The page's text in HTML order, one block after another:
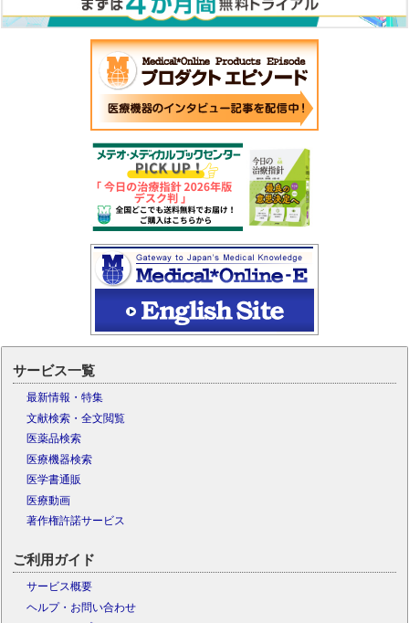
サービス一覧
最新情報・特集
文献検索・全文閲覧
医薬品検索
医療機器検索
医学書通販
医療動画
著作権許諾サービス
ご利用ガイド
サービス概要
ヘルプ・お問い合わせ